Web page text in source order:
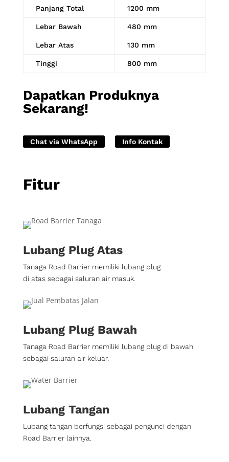
Panjang Total 1200 mm
Lebar Bawah 480 mm
Lebar Atas 130 mm
Tinggi 800 mm
Dapatkan Produknya
Sekarang!
Chat via WhatsApp Info Kontak
Fitur
Lubang Plug Atas
Tanaga Road Barrier memiliki lubang plug
di atas sebagai saluran air masuk.
Lubang Plug Bawah
Tanaga Road Barrier memiliki lubang plug di bawah
sebagai saluran air keluar.
Lubang Tangan
Lubang tangan berfungsi sebagai pengunci dengan
Road Barrier lainnya.